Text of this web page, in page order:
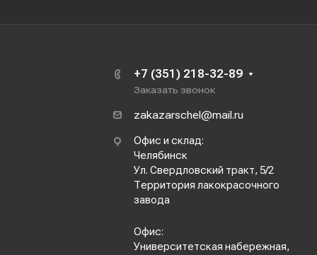
+7 (351) 218-32-89
Заказать звонок
zakazarschel@mail.ru
Офис и склад:
Челябинск
Ул. Свердловский тракт, 5/2
Территория лакокрасочного
завода
Офис:
Университетская набережная,